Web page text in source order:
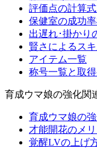
評価点の計算
保健室の成功
出遅れ･掛かり
賢さによるス
アイテム一覧
称号一覧と取
育成ウマ娘の強化関
育成ウマ娘の
才能開花のメリ
覚醒LVの上げ